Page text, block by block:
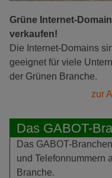
Grüne Internet-
verkaufen!
Die Internet-Domains
geeignet für viele
der Grünen Branche.
zur
Das GABOT-
Das GABOT-
und Telefonnummern
Branche.